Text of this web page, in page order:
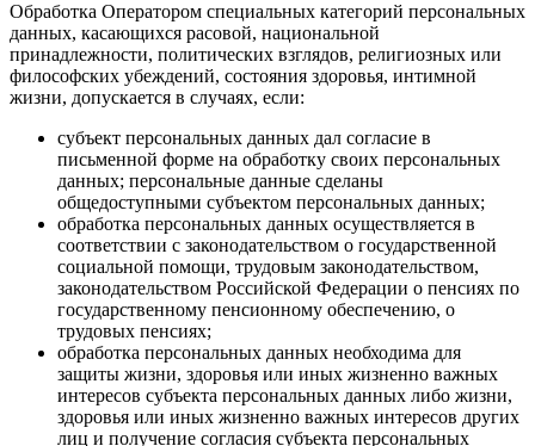
Обработка Оператором специальных категорий персональных
данных, касающихся расовой, национальной
принадлежности, политических взглядов, религиозных или
философских убеждений, состояния здоровья, интимной
жизни, допускается в случаях, если:
субъект персональных данных дал согласие в
письменной форме на обработку своих персональных
данных; персональные данные сделаны
общедоступными субъектом персональных данных;
обработка персональных данных осуществляется в
соответствии с законодательством о государственной
социальной помощи, трудовым законодательством,
законодательством Российской Федерации о пенсиях по
государственному пенсионному обеспечению, о
трудовых пенсиях;
обработка персональных данных необходима для
защиты жизни, здоровья или иных жизненно важных
интересов субъекта персональных данных либо жизни,
здоровья или иных жизненно важных интересов других
лиц и получение согласия субъекта персональных